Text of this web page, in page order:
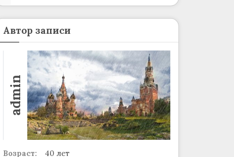
Автор записи
admin
Возраст:
40 лет